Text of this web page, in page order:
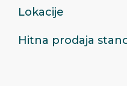
Lokacije
Hitna prodaja